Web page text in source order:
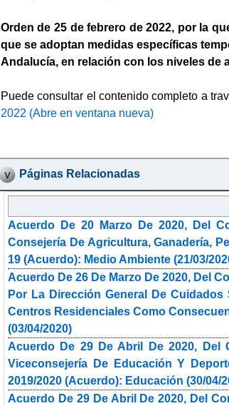
Orden de 25 de febrero de 2022, por la
que se adoptan medidas específicas
Andalucía, en relación con los niveles de
Puede consultar el contenido completo a
2022 (Abre en ventana nueva)
Páginas Relacionadas
Acuerdo De 20 Marzo De 2020, Del
Consejería De Agricultura, Ganadería,
19 (Acuerdo): Medio Ambiente (21/03/
Acuerdo De 26 De Marzo De 2020, Del
Por La Dirección General De
Centros Residenciales Como
(03/04/2020)
Acuerdo De 29 De Abril De 2020, Del
Viceconsejería De Educación Y
2019/2020 (Acuerdo): Educación (30/04/
Acuerdo De 29 De Abril De 2020, Del